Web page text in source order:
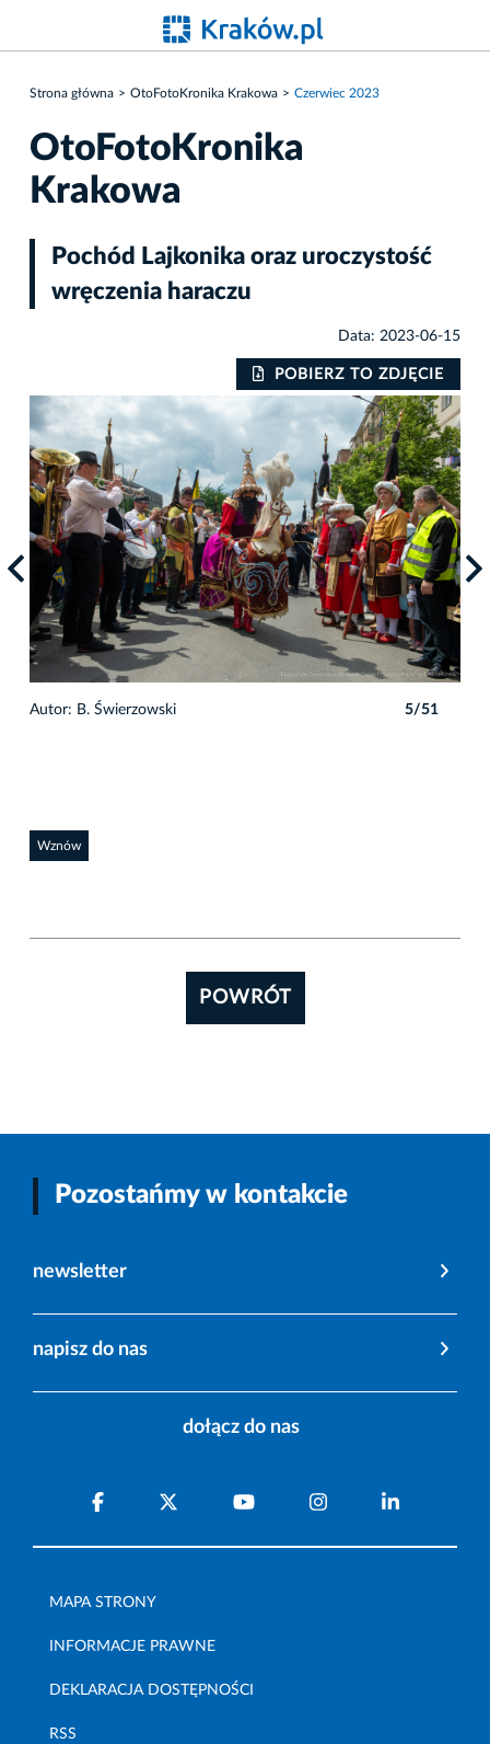
Strona główna OtoFotoKronika Krakowa Czerwiec 2023
OtoFotoKronika
Krakowa
Pochód Lajkonika oraz uroczystość
wręczenia haraczu
Data: 2023-06-15
POBIERZ TO ZDJĘCIE
Autor: B. Świerzowski 5/51
Wznów
POWRÓT
Pozostańmy w kontakcie
newsletter
napisz do nas
dołącz do nas
MAPA STRONY
INFORMACJE PRAWNE
DEKLARACJA DOSTĘPNOŚCI
RSS